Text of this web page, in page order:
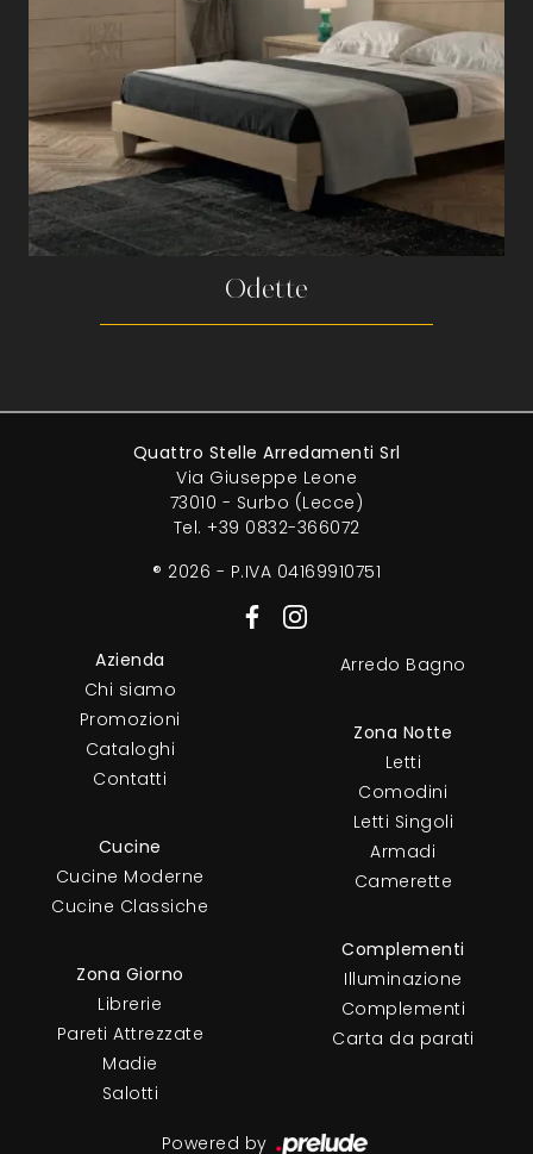
Odette
Quattro Stelle Arredamenti Srl
Via Giuseppe Leone
73010 - Surbo (Lecce)
Tel. +39 0832-366072
® 2026 - P.IVA 04169910751
Azienda
Chi siamo
Promozioni
Cataloghi
Contatti
Cucine
Cucine Moderne
Cucine Classiche
Zona Giorno
Librerie
Pareti Attrezzate
Madie
Salotti
Arredo Bagno
Zona Notte
Letti
Comodini
Letti Singoli
Armadi
Camerette
Complementi
Illuminazione
Complementi
Carta da parati
Powered by